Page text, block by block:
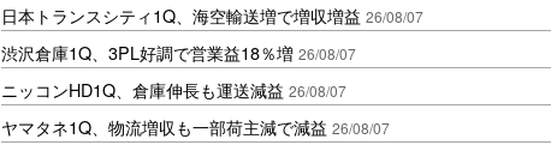
日本トランスシティ1Q、海空輸送増で増収増益 26/08/07
渋沢倉庫1Q、3PL好調で営業益18％増 26/08/07
ニッコンHD1Q、倉庫伸長も運送減益 26/08/07
ヤマタネ1Q、物流増収も一部荷主減で減益 26/08/07